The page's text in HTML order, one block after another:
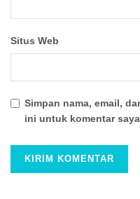
Situs Web
Simpan nama, email,
ini untuk komentar